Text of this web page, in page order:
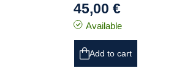
45,00 €
Available
Add to cart